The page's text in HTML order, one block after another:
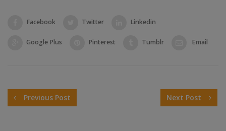
Facebook Twitter Linkedin
Google Plus Pinterest Tumblr Email
Previous Post Next Post